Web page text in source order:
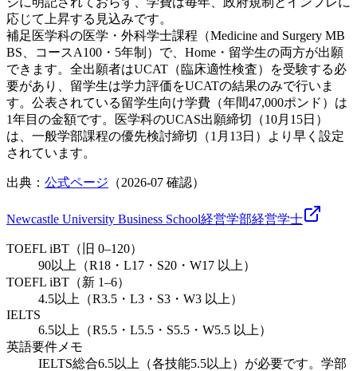
応じて上昇する見込みです。
補足 医学科の医学・外科学士課程（Medicine and Surgery MB
BS、コースA100・5年制）で、Home・留学生の両方が出願
できます。全出願者はUCAT（臨床適性検査）を受験する必
要があり、留学生は学力評価をUCATの結果のみで行いま
す。公表されている留学生向け学費（年間47,000ポンド）は
1年目の金額です。医学科のUCAS出願締切（10月15日）
は、一般学部課程の優先検討締切（1月13日）より早く設定
されています。
出典： 公式ページ （2026-07 確認）
Newcastle University Business School経営学部経営学士
TOEFL iBT（旧 0–120）
90以上（R18・L17・S20・W17 以上）
TOEFL iBT（新 1–6）
4.5以上（R3.5・L3・S3・W3 以上）
IELTS
6.5以上（R5.5・L5.5・S5.5・W5.5 以上）
英語要件メモ
IELTS総合6.5以上（各技能5.5以上）が必要です。学部